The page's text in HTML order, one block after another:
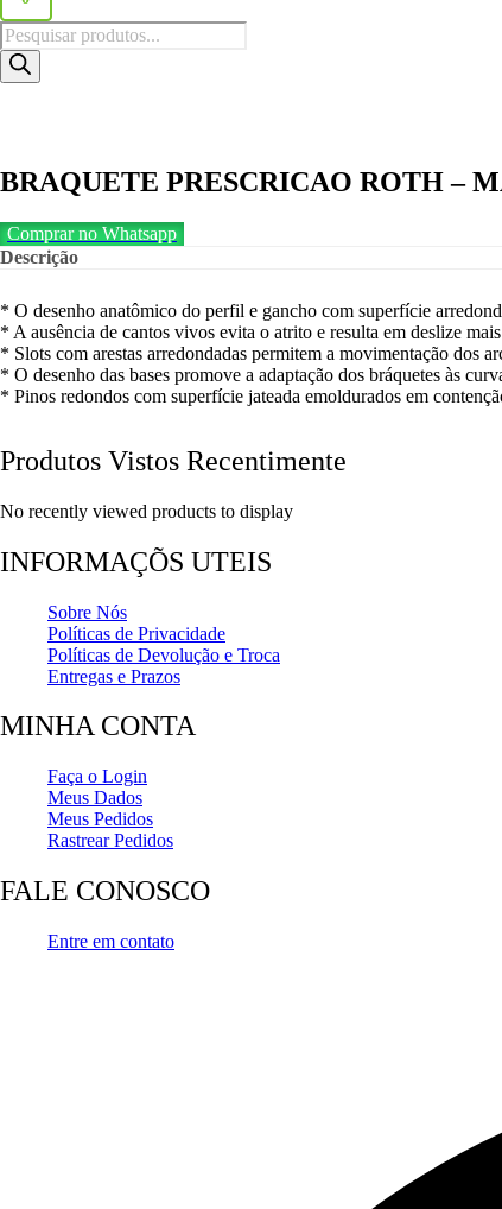
Pesquisar
produtos
BRAQUETE PRESCRICAO ROTH –
Comprar no Whatsapp
Descrição
* O desenho anatômico do perfil e gancho com superfície
* A ausência de cantos vivos evita o atrito e resulta em deslize
* Slots com arestas arredondadas permitem a movimentação dos
* O desenho das bases promove a adaptação dos bráquetes às
* Pinos redondos com superfície jateada emoldurados em
Produtos Vistos Recentimente
No recently viewed products to display
INFORMAÇÕS UTEIS
Sobre Nós
Políticas de Privacidade
Políticas de Devolução e Troca
Entregas e Prazos
MINHA CONTA
Faça o Login
Meus Dados
Meus Pedidos
Rastrear Pedidos
FALE CONOSCO
Entre em contato